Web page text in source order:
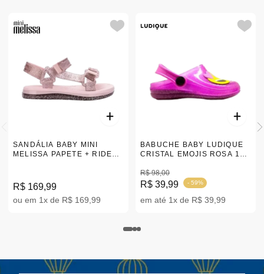
SANDÁLIA BABY MINI
MELISSA PAPETE + RIDER
R$ 169,99
ou em 1x de R$ 169,99
BABUCHE BABY LUDIQUE
CRISTAL EMOJIS ROSA 19-
R$ 98,00
R$ 39,99 - 59%
em até 1x de R$ 39,99